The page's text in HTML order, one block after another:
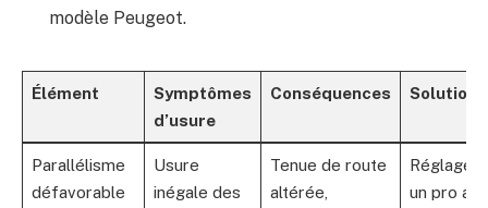
modèle Peugeot.
Élément
Symptômes
d’usure
Conséquences Solution
Parallélisme
défavorable
Usure
inégale des
Tenue de route
altérée,
Réglage
un pro